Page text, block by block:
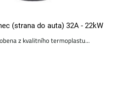
(strana do auta) 32A - 22kW
z kvalitního termoplastu...